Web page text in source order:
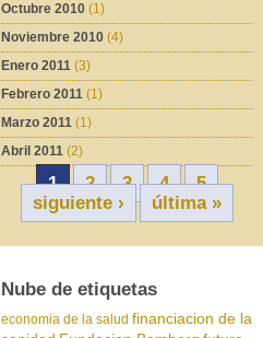
Octubre 2010 (1)
Noviembre 2010 (4)
Enero 2011 (3)
Febrero 2011 (1)
Marzo 2011 (1)
Abril 2011 (2)
1 2 3 4
5
siguiente ›
última »
Nube de etiquetas
economia de la salud financiacion de la